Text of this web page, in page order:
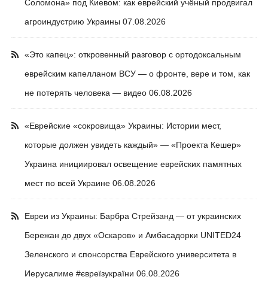
Соломона» под Киевом: как еврейский учёный продвигал
агроиндустрию Украины 07.08.2026
«Это капец»: откровенный разговор с ортодоксальным
еврейским капелланом ВСУ — о фронте, вере и том, как
не потерять человека — видео 06.08.2026
«Еврейские «сокровища» Украины: Истории мест,
которые должен увидеть каждый» — «Проекта Кешер»
Украина инициировал освещение еврейских памятных
мест по всей Украине 06.08.2026
Евреи из Украины: Барбра Стрейзанд — от украинских
Бережан до двух «Оскаров» и Амбасадорки UNITED24
Зеленского и спонсорства Еврейского университета в
Иерусалиме #євреїзукраїни 06.08.2026